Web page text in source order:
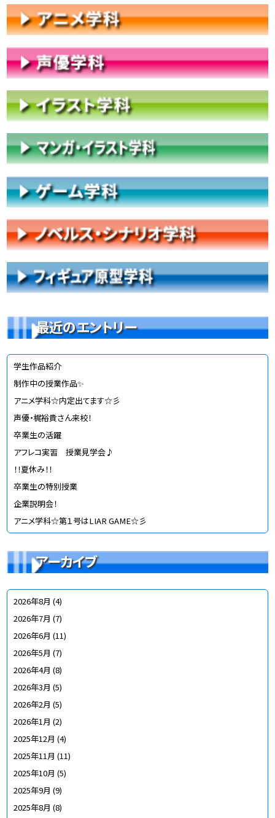
最近のエントリー
学生作品紹介
制作中の授業作品✨
アニメ学科☆内定出てます☆彡
声優・梶裕貴さん来校！
卒業生の活躍
アフレコ実習 授業見学会♪
！！夏休み！！
卒業生の特別授業
企業説明会！
アニメ学科☆第１号はLIAR GAME☆彡
アーカイブ
2026年8月 (4)
2026年7月 (7)
2026年6月 (11)
2026年5月 (7)
2026年4月 (8)
2026年3月 (5)
2026年2月 (5)
2026年1月 (2)
2025年12月 (4)
2025年11月 (11)
2025年10月 (5)
2025年9月 (9)
2025年8月 (8)